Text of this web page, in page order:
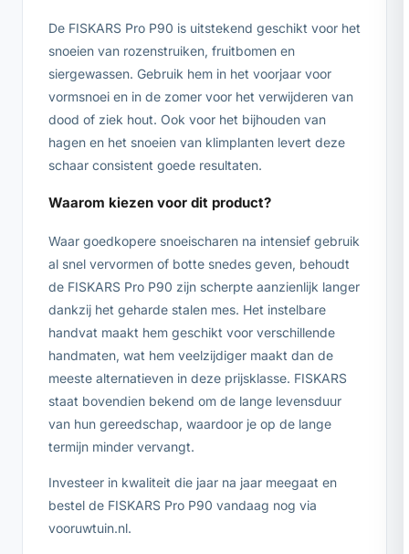
De FISKARS Pro P90 is uitstekend geschikt voor het
snoeien van rozenstruiken, fruitbomen en
siergewassen. Gebruik hem in het voorjaar voor
vormsnoei en in de zomer voor het verwijderen van
dood of ziek hout. Ook voor het bijhouden van
hagen en het snoeien van klimplanten levert deze
schaar consistent goede resultaten.
Waarom kiezen voor dit product?
Waar goedkopere snoeischaren na intensief gebruik
al snel vervormen of botte snedes geven, behoudt
de FISKARS Pro P90 zijn scherpte aanzienlijk langer
dankzij het geharde stalen mes. Het instelbare
handvat maakt hem geschikt voor verschillende
handmaten, wat hem veelzijdiger maakt dan de
meeste alternatieven in deze prijsklasse. FISKARS
staat bovendien bekend om de lange levensduur
van hun gereedschap, waardoor je op de lange
termijn minder vervangt.
Investeer in kwaliteit die jaar na jaar meegaat en
bestel de FISKARS Pro P90 vandaag nog via
vooruwtuin.nl.